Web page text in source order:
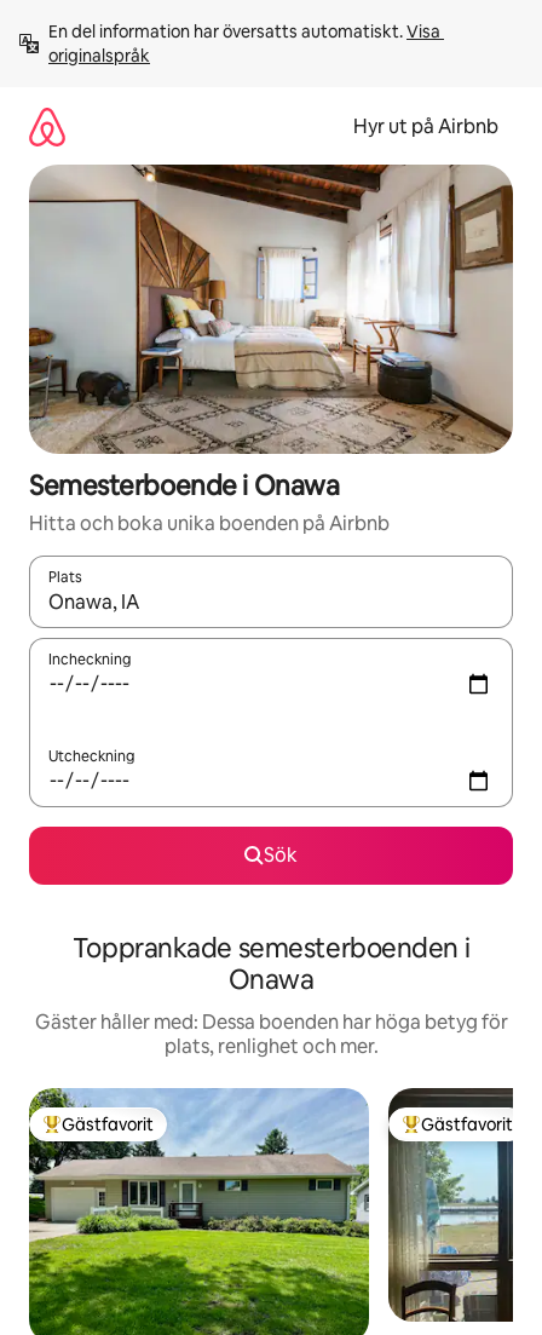
innehåll
En del information har översatts automatiskt. Visa
originalspråk
Hyr ut på Airbnb
Semesterboende i Onawa
Hitta och boka unika boenden på Airbnb
Plats
När resultaten är tillgängliga kan du navigera med upp- och
Incheckning
Utcheckning
Sök
Topprankade semesterboenden i
Onawa
Gäster håller med: Dessa boenden har höga betyg för
plats, renlighet och mer.
Populär gästfavorit
Gästfavorit Populär
Gästfavorit